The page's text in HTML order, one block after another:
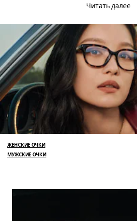
Читать далее
ЖЕНСКИЕ ОЧКИ
МУЖСКИЕ ОЧКИ